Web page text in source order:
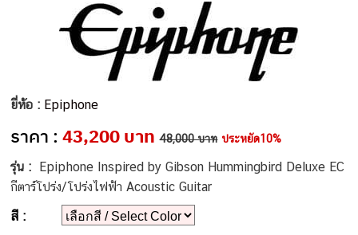
ยี่ห้อ : Epiphone
ราคา :43,200 บาท 48,000 บาท ประหยัด10%
รุ่น : Epiphone Inspired by Gibson Hummingbird Deluxe EC
กีตาร์โปร่ง/โปร่งไฟฟ้า Acoustic Guitar
สี :